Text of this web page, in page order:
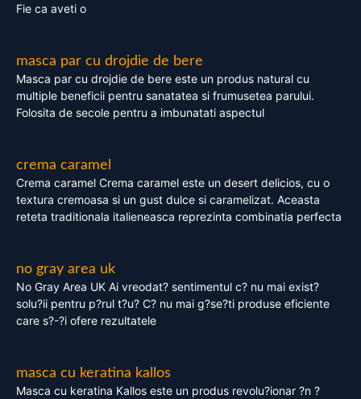
Fie ca aveti o
masca par cu drojdie de bere
Masca par cu drojdie de bere este un produs natural cu
multiple beneficii pentru sanatatea si frumusetea parului.
Folosita de secole pentru a imbunatati aspectul
crema caramel
Crema caramel Crema caramel este un desert delicios, cu o
textura cremoasa si un gust dulce si caramelizat. Aceasta
reteta traditionala italieneasca reprezinta combinatia perfecta
no gray area uk
No Gray Area UK Ai vreodat? sentimentul c? nu mai exist?
solu?ii pentru p?rul t?u? C? nu mai g?se?ti produse eficiente
care s?-?i ofere rezultatele
masca cu keratina kallos
Masca cu keratina Kallos este un produs revolu?ionar ?n ?